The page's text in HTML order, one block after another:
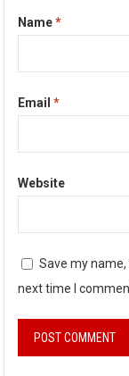
Name*
Email*
Website
Save my
next time I